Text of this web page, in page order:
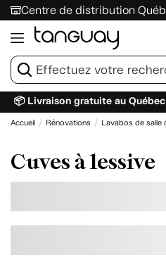
Centre de distribution
📦 Livraison gratuite au
Accueil Rénovations Lavabos de salle
Cuves à lessive